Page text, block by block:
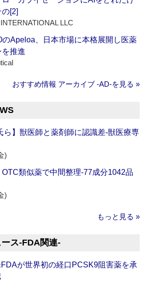
[2]
LLC
のApeloa、日本市場に本格展開し医薬
推進
おすすめ情報 アーカイブ ‐AD‐を見る »
ら】獣医師と薬剤師に認識差‐獣医療専
)
OTC類似薬で中間整理‐77成分1042品
)
もっと見る »
ス‐FDA関連‐
が世界初の経口PCSK9阻害薬を承